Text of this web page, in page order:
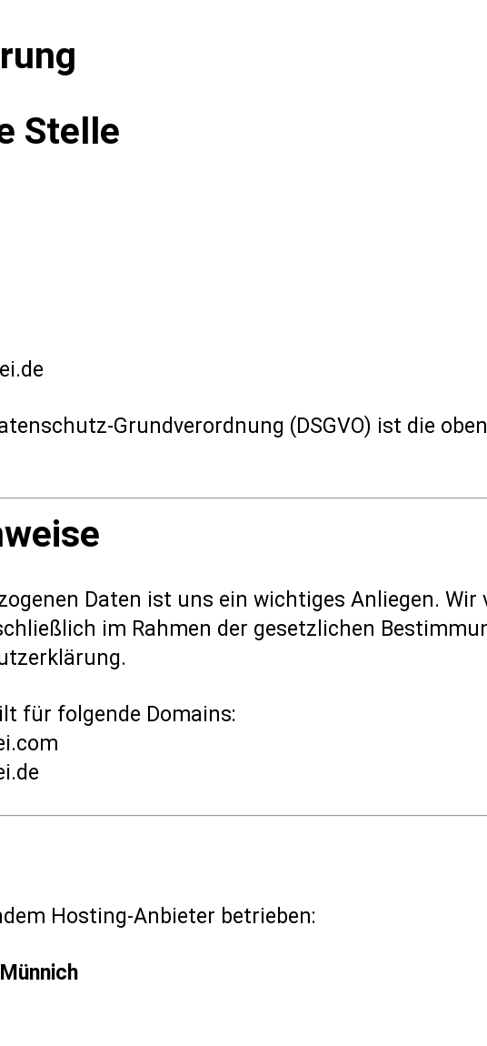
Stelle
Grundverordnung (DSGVO) ist die
Daten ist uns ein wichtiges Anliegen. Wir
im Rahmen der gesetzlichen
für folgende Domains:
Hosting-Anbieter betrieben: